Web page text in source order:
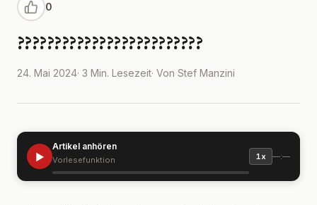
0
?????????????????????????
24. Mai 2024· 3 Min. Lesezeit· Von Stef Manzini
▶
Artikel anhören
Vorlesefunktion 1x —:—